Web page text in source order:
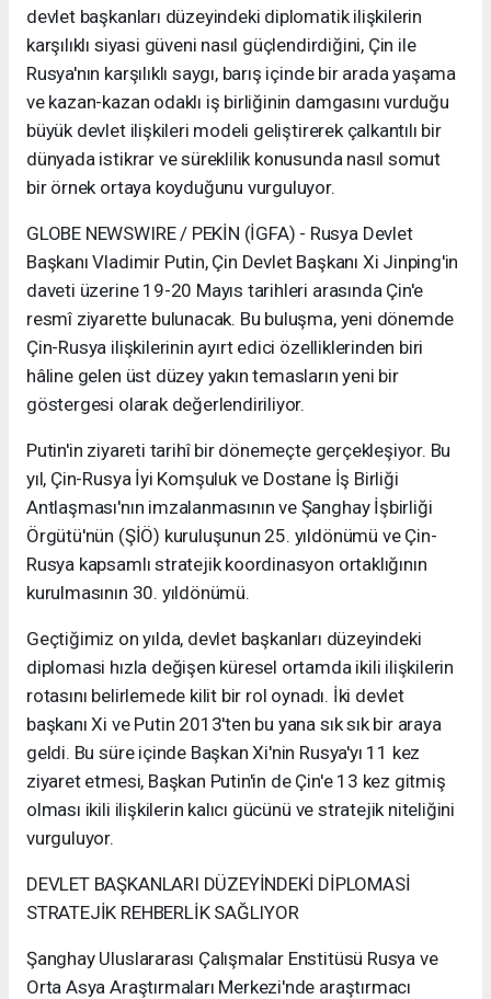
devlet başkanları düzeyindeki diplomatik ilişkilerin
karşılıklı siyasi güveni nasıl güçlendirdiğini, Çin ile
Rusya'nın karşılıklı saygı, barış içinde bir arada yaşama
ve kazan-kazan odaklı iş birliğinin damgasını vurduğu
büyük devlet ilişkileri modeli geliştirerek çalkantılı bir
dünyada istikrar ve süreklilik konusunda nasıl somut
bir örnek ortaya koyduğunu vurguluyor.
GLOBE NEWSWIRE / PEKİN (İGFA) - Rusya Devlet
Başkanı Vladimir Putin, Çin Devlet Başkanı Xi Jinping'in
daveti üzerine 19-20 Mayıs tarihleri arasında Çin'e
resmî ziyarette bulunacak. Bu buluşma, yeni dönemde
Çin-Rusya ilişkilerinin ayırt edici özelliklerinden biri
hâline gelen üst düzey yakın temasların yeni bir
göstergesi olarak değerlendiriliyor.
Putin'in ziyareti tarihî bir dönemeçte gerçekleşiyor. Bu
yıl, Çin-Rusya İyi Komşuluk ve Dostane İş Birliği
Antlaşması'nın imzalanmasının ve Şanghay İşbirliği
Örgütü'nün (ŞİÖ) kuruluşunun 25. yıldönümü ve Çin-
Rusya kapsamlı stratejik koordinasyon ortaklığının
kurulmasının 30. yıldönümü.
Geçtiğimiz on yılda, devlet başkanları düzeyindeki
diplomasi hızla değişen küresel ortamda ikili ilişkilerin
rotasını belirlemede kilit bir rol oynadı. İki devlet
başkanı Xi ve Putin 2013'ten bu yana sık sık bir araya
geldi. Bu süre içinde Başkan Xi'nin Rusya'yı 11 kez
ziyaret etmesi, Başkan Putin'in de Çin'e 13 kez gitmiş
olması ikili ilişkilerin kalıcı gücünü ve stratejik niteliğini
vurguluyor.
DEVLET BAŞKANLARI DÜZEYİNDEKİ DİPLOMASİ
STRATEJİK REHBERLİK SAĞLIYOR
Şanghay Uluslararası Çalışmalar Enstitüsü Rusya ve
Orta Asya Araştırmaları Merkezi'nde araştırmacı